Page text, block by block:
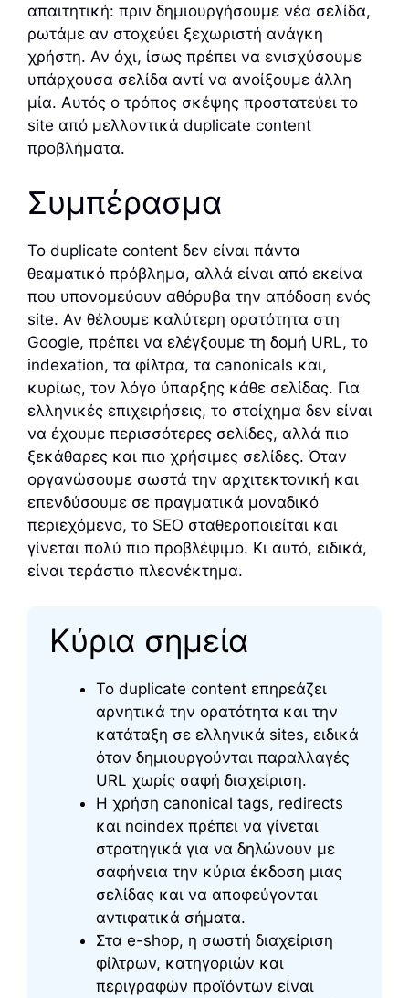
απαιτητική: πριν δημιουργήσουμε νέα σελίδα,
ρωτάμε αν στοχεύει ξεχωριστή ανάγκη
χρήστη. Αν όχι, ίσως πρέπει να ενισχύσουμε
υπάρχουσα σελίδα αντί να ανοίξουμε άλλη
μία. Αυτός ο τρόπος σκέψης προστατεύει το
site από μελλοντικά duplicate content
προβλήματα.
Συμπέρασμα
Το duplicate content δεν είναι πάντα
θεαματικό πρόβλημα, αλλά είναι από εκείνα
που υπονομεύουν αθόρυβα την απόδοση ενός
site. Αν θέλουμε καλύτερη ορατότητα στη
Google, πρέπει να ελέγξουμε τη δομή URL, το
indexation, τα φίλτρα, τα canonicals και,
κυρίως, τον λόγο ύπαρξης κάθε σελίδας. Για
ελληνικές επιχειρήσεις, το στοίχημα δεν είναι
να έχουμε περισσότερες σελίδες, αλλά πιο
ξεκάθαρες και πιο χρήσιμες σελίδες. Όταν
οργανώσουμε σωστά την αρχιτεκτονική και
επενδύσουμε σε πραγματικά μοναδικό
περιεχόμενο, το SEO σταθεροποιείται και
γίνεται πολύ πιο προβλέψιμο. Κι αυτό, ειδικά,
είναι τεράστιο πλεονέκτημα.
Κύρια σημεία
Το duplicate content επηρεάζει
αρνητικά την ορατότητα και την
κατάταξη σε ελληνικά sites, ειδικά
όταν δημιουργούνται παραλλαγές
URL χωρίς σαφή διαχείριση.
Η χρήση canonical tags, redirects
και noindex πρέπει να γίνεται
στρατηγικά για να δηλώνουν με
σαφήνεια την κύρια έκδοση μιας
σελίδας και να αποφεύγονται
αντιφατικά σήματα.
Στα e-shop, η σωστή διαχείριση
φίλτρων, κατηγοριών και
περιγραφών προϊόντων είναι